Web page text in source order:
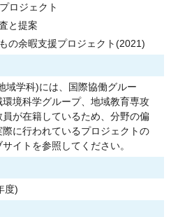
ロジェクト
と提案
の余暇支援プロジェクト(2021)
域学科)には、国際協働グルー
境科学グループ、地域教育専攻
が在籍しているため、分野の偏
に行われているプロジェクトの
イトを参照してください。
度)